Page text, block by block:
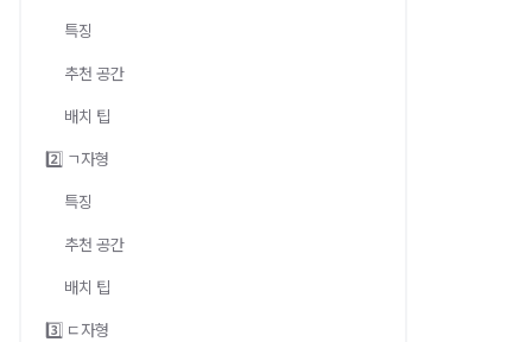
특징
추천 공간
배치 팁
2️⃣ ㄱ자형
특징
추천 공간
배치 팁
3️⃣ ㄷ자형